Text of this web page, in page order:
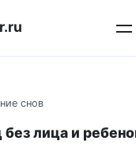
снов
без лица и